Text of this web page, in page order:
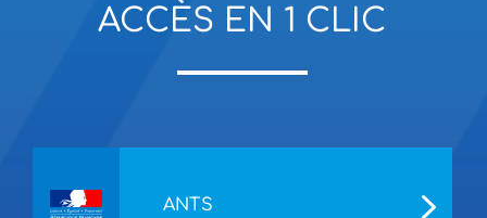
ACCÈS EN 1 CLIC
ANTS